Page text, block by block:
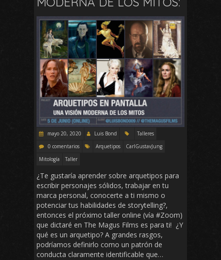
mayo 20, 2020 Luis Bond
Talleres
0 comentarios
Arquetipos
CarlGustavJung
Mitología
Taller
¿Te gustaría aprender sobre arquetipos para
escribir personajes sólidos, trabajar en tu
marca personal, conocerte a ti mismo o
potenciar tus habilidades de storytelling?,
entonces el próximo taller online (vía #Zoom)
que dictaré en The Magus Films es para ti! ¿Y
qué es un arquetipo? A grandes rasgos,
podríamos definirlo como un patrón de
conducta claramente identificable que…